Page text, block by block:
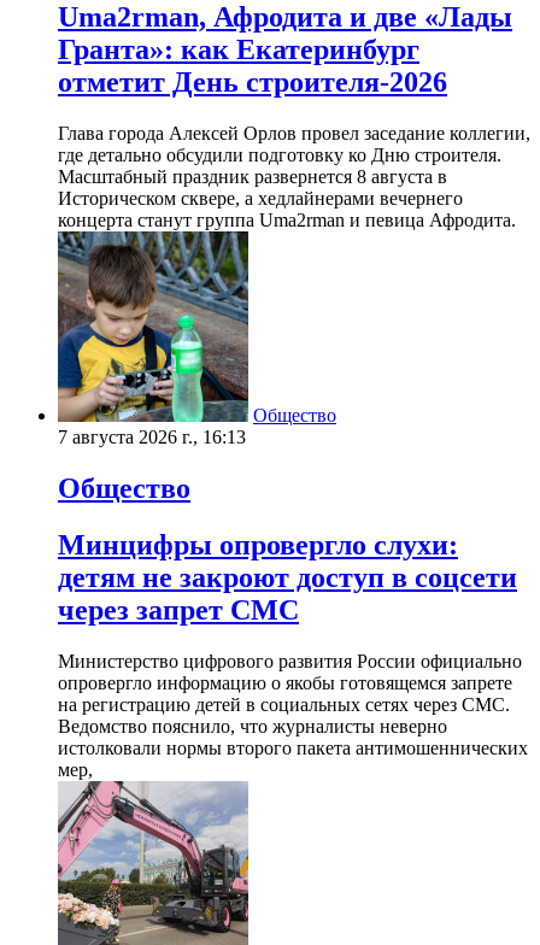
Uma2rman, Афродита и две «Лады
Гранта»: как Екатеринбург
отметит День строителя-2026
Глава города Алексей Орлов провел заседание коллегии,
где детально обсудили подготовку ко Дню строителя.
Масштабный праздник развернется 8 августа в
Историческом сквере, а хедлайнерами вечернего
концерта станут группа Uma2rman и певица Афродита.
Общество
7 августа 2026 г., 16:13
Общество
Минцифры опровергло слухи:
детям не закроют доступ в соцсети
через запрет СМС
Министерство цифрового развития России официально
опровергло информацию о якобы готовящемся запрете
на регистрацию детей в социальных сетях через СМС.
Ведомство пояснило, что журналисты неверно
истолковали нормы второго пакета антимошеннических
мер,